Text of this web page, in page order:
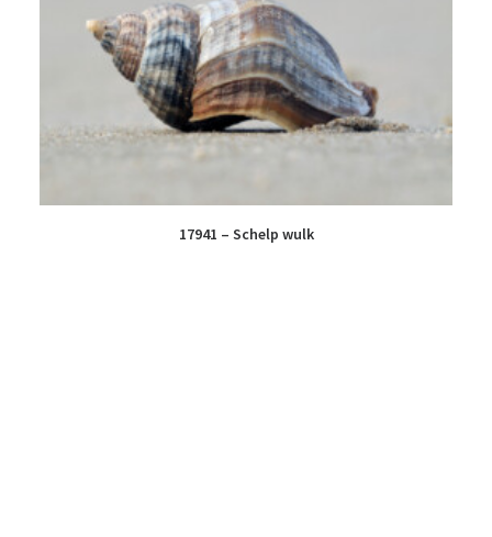
17941 – Schelp wulk